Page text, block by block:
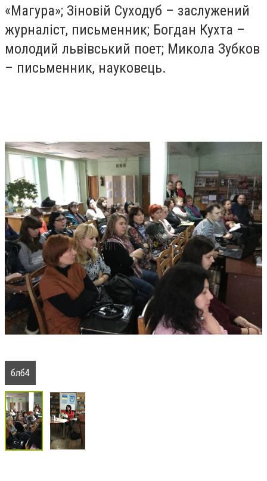
«Магура»; Зіновій Суходуб – заслужений
журналіст, письменник; Богдан Кухта –
молодий львівський поет; Микола Зубков
– письменник, науковець.
блб4